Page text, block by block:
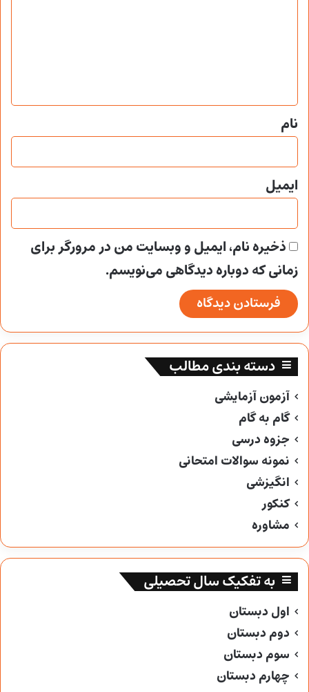
*
نام
ایمیل
ذخیره نام، ایمیل و وبسایت من در مرورگر برای
زمانی که دوباره دیدگاهی می‌نویسم.
دسته بندی مطالب
آزمون آزمایشی
گام به گام
جزوه درسی
نمونه سوالات امتحانی
انگیزشی
کنکور
مشاوره
به تفکیک سال تحصیلی
اول دبستان
دوم دبستان
سوم دبستان
چهارم دبستان